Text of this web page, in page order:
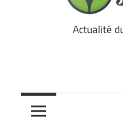
TulipesActualité